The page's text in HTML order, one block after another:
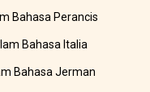
Bahasa Perancis
Bahasa Italia
Bahasa Jerman